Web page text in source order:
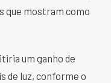
que mostram como
um ganho de
de luz, conforme o